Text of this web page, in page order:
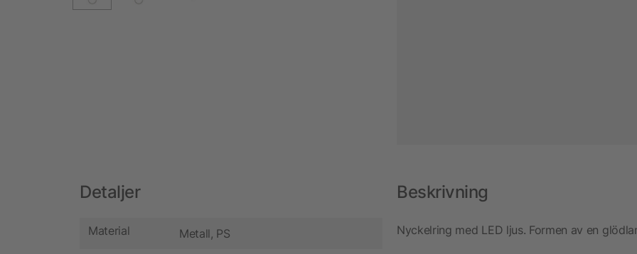
Detaljer
Material Metall, PS
Beskrivning
Nyckelring med LED ljus. Formen av en